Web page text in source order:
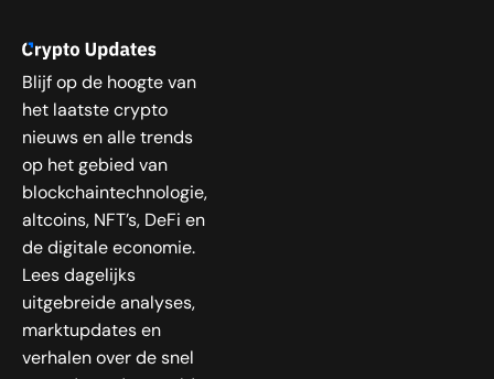
Blijf op de hoogte van
het laatste crypto
nieuws en alle trends
op het gebied van
blockchaintechnologie,
altcoins, NFT’s, DeFi en
de digitale economie.
Lees dagelijks
uitgebreide analyses,
marktupdates en
verhalen over de snel